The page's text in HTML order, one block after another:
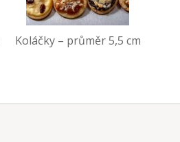
Koláčky – průměr 5,5 cm